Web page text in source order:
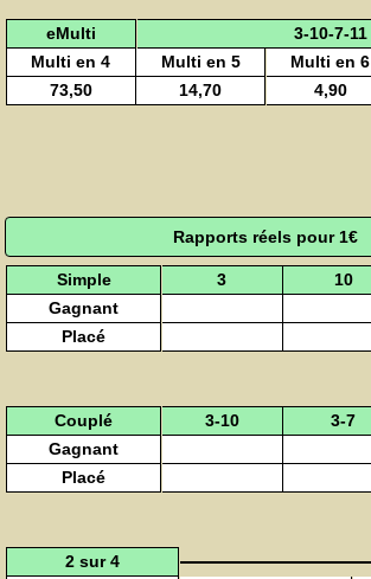
eMulti
3-10-7-11
Multi en 4
Multi en 5 Multi en 6
73,50
14,70 4,90
Rapports réels pour 1€
Simple 3 10
Gagnant
Placé
Couplé 3-10 3-7
Gagnant
Placé
2 sur 4